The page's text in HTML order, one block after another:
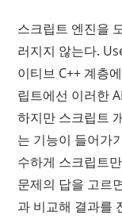
스크립트 엔진을
러지지 않는다.
이티브 C++ 계층
립트에선 이러한
하지만 스크립트
는 기능이 들어가
수하게 스크립트
문제의 답을 고르
과 비교해 결과를